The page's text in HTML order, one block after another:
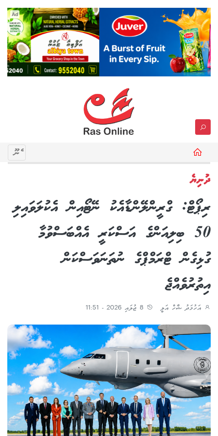
Ad
މެނޫ
ދުނިޔެ
ރިޕޯޓް: ގްރީންލޭންޑާއެކު ނޭޓޯއިން އެކުލަވައިލި
50 ބިލިއަންގެ އަސްކަރީ އެއްބަސްވުމާ
ގުޅިގެން ޓްރަމްޕްގެ ނުތަނަވަސްކަން
އިތުރުވެއްޖެ
އަހުމަދު ޝާހް އަލީ